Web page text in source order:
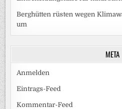
Berghütten rüsten wegen
um
META
Anmelden
Eintrags-Feed
Kommentar-Feed